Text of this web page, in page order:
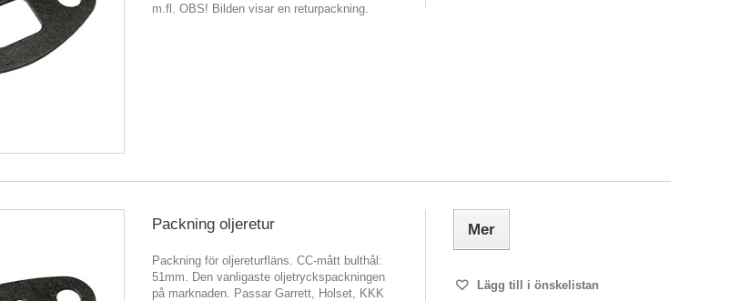
m.fl. OBS! Bilden visar en returpackning.
Packning oljeretur
Packning för oljereturfläns. CC-mått bulthål:
51mm. Den vanligaste oljetryckspackningen
på marknaden. Passar Garrett, Holset, KKK
Mer
Lägg till i önskelistan